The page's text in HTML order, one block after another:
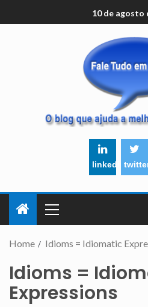
10 de agosto
linkedintwitter
Home Idioms = Idiomatic
Idioms =
Expressions